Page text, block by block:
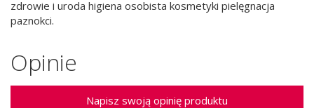
zdrowie i uroda higiena osobista kosmetyki pielęgnacja
paznokci.
Opinie
Napisz swoją opinię produktu